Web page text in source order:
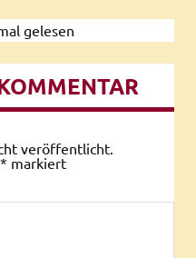
gelesen
veröffentlicht.
* markiert